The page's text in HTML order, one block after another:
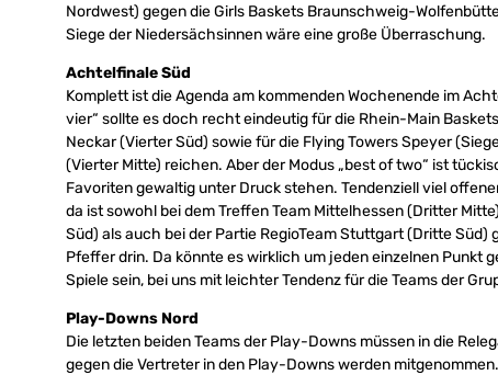
Nordwest) gegen die Girls Baskets Braunschweig-
Siege der Niedersächsinnen wäre eine große Überraschung.
Achtelfinale Süd
Komplett ist die Agenda am kommenden Wochenende im
vier“ sollte es doch recht eindeutig für die Rhein-Main
Neckar (Vierter Süd) sowie für die Flying Towers Speyer
(Vierter Mitte) reichen. Aber der Modus „best of two“ ist
Favoriten gewaltig unter Druck stehen. Tendenziell viel
da ist sowohl bei dem Treffen Team Mittelhessen (Dritter
Süd) als auch bei der Partie RegioTeam Stuttgart (Dritte Süd)
Pfeffer drin. Da könnte es wirklich um jeden einzelnen Punkt
Spiele sein, bei uns mit leichter Tendenz für die Teams der
Play-Downs Nord
Die letzten beiden Teams der Play-Downs müssen in die
gegen die Vertreter in den Play-Downs werden